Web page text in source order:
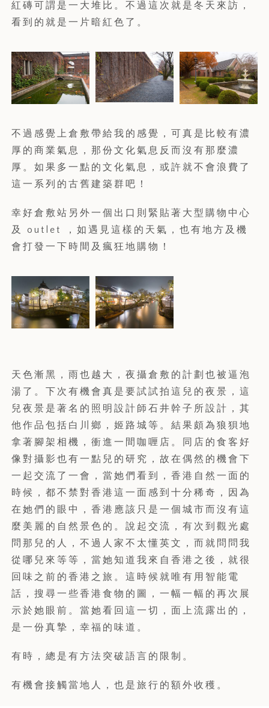
紅磚可謂是一大堆比。不過這次就是冬天來訪，
看到的就是一片暗紅色了。
不過感覺上倉敷帶給我的感覺，可真是比較有濃
厚的商業氣息，那份文化氣息反而沒有那麼濃
厚。如果多一點的文化氣息，或許就不會浪費了
這一系列的古舊建築群吧！
幸好倉敷站另外一個出口則緊貼著大型購物中心
及 outlet ，如遇見這樣的天氣，也有地方及機
會打發一下時間及瘋狂地購物！
天色漸黑，雨也越大，夜攝倉敷的計劃也被逼泡
湯了。下次有機會真是要試試拍這兒的夜景，這
兒夜景是著名的照明設計師石井幹子所設計，其
他作品包括白川鄉，姬路城等。結果頗為狼狽地
拿著腳架相機，衝進一間咖喱店。同店的食客好
像對攝影也有一點兒的研究，故在偶然的機會下
一起交流了一會，當她們看到，香港自然一面的
時候，都不禁對香港這一面感到十分稀奇，因為
在她們的眼中，香港應該只是一個城市而沒有這
麼美麗的自然景色的。說起交流，有次到觀光處
問那兒的人，不過人家不太懂英文，而就問問我
從哪兒來等等，當她知道我來自香港之後，就很
回味之前的香港之旅。這時候就唯有用智能電
話，搜尋一些香港食物的圖，一幅一幅的再次展
示於她眼前。當她看回這一切，面上流露出的，
是一份真摯，幸福的味道。
有時，總是有方法突破語言的限制。
有機會接觸當地人，也是旅行的額外收穫。